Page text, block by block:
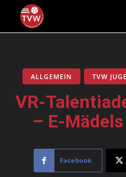
ALLGEMEIN TVW
VR-
– E-
Facebook